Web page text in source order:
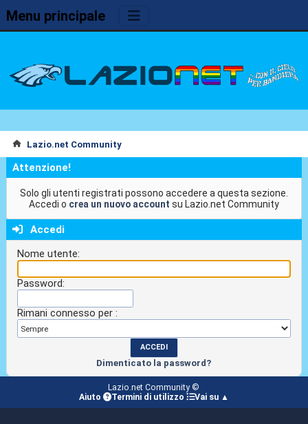
Menu principale
Lazio.net Community
Attenzione!
Solo gli utenti registrati possono accedere a questa sezione.
Accedi o crea un nuovo account su Lazio.net Community
Accedi
Nome utente:
Password:
Rimani connesso per :
Dimenticato la password?
Lazio.net Community ©
Aiuto
Termini di utilizzo Vai su ▲